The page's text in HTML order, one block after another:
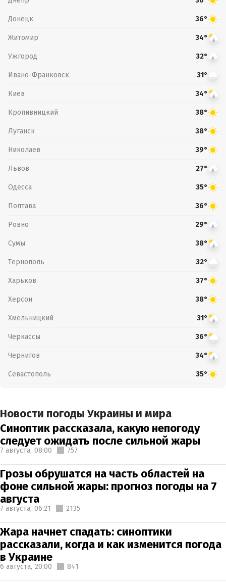
Донецк 36°
Житомир 34°
Ужгород 32°
Ивано-Франковск 31°
Киев 34°
Кропивницкий 38°
Луганск 38°
Николаев 39°
Львов 27°
Одесса 35°
Полтава 36°
Ровно 29°
Сумы 38°
Тернополь 32°
Харьков 37°
Херсон 38°
Хмельницкий 31°
Черкассы 36°
Чернигов 34°
Севастополь 35°
Новости погоды Украины и мира
Синоптик рассказала, какую непогоду
следует ожидать после сильной жары
7 августа, 08:00 757
Грозы обрушатся на часть областей на
фоне сильной жары: прогноз погоды на 7
августа
7 августа, 06:21 2135
Жара начнет спадать: синоптики
рассказали, когда и как изменится погода
в Украине
6 августа, 20:00 841